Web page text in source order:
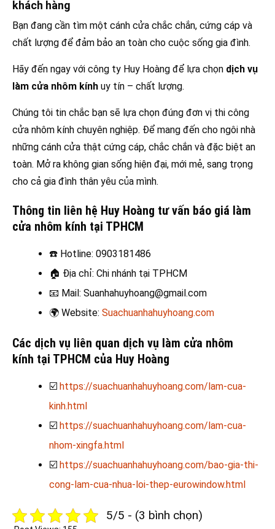
khách hàng
Bạn đang cần tìm một cánh cửa chắc chắn, cứng cáp và
chất lượng để đảm bảo an toàn cho cuộc sống gia đình.
Hãy đến ngay với công ty Huy Hoàng để lựa chọn dịch vụ
làm cửa nhôm kính uy tín – chất lượng.
Chúng tôi tin chắc bạn sẽ lựa chọn đúng đơn vị thi công
cửa nhôm kính chuyên nghiệp. Để mang đến cho ngôi nhà
những cánh cửa thật cứng cáp, chắc chắn và đặc biệt an
toàn. Mở ra không gian sống hiện đại, mới mẻ, sang trọng
cho cả gia đình thân yêu của mình.
Thông tin liên hệ Huy Hoàng tư vấn báo giá làm
cửa nhôm kính tại TPHCM
☎️ Hotline: 0903181486
🏠 Địa chỉ: Chi nhánh tại TPHCM
📧 Mail: Suanhahuyhoang@gmail.com
🌍 Website: Suachuanhahuyhoang.com
Các dịch vụ liên quan dịch vụ làm cửa nhôm
kính tại TPHCM của Huy Hoàng
☑️ https://suachuanhahuyhoang.com/lam-cua-
kinh.html
☑️ https://suachuanhahuyhoang.com/lam-cua-
nhom-xingfa.html
☑️ https://suachuanhahuyhoang.com/bao-gia-thi-
cong-lam-cua-nhua-loi-thep-eurowindow.html
5/5 - (3 bình chọn)